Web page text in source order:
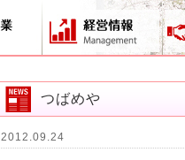
つばめや
2012.09.24